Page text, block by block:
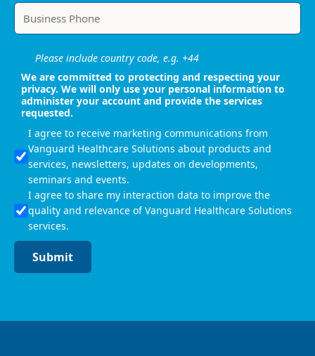
Please include country code, e.g. +44
We are committed to protecting and respecting your
privacy. We will only use your personal information to
administer your account and provide the services
requested.
I agree to receive marketing communications from
Vanguard Healthcare Solutions about products and
services, newsletters, updates on developments,
seminars and events.
I agree to share my interaction data to improve the
quality and relevance of Vanguard Healthcare Solutions
services.
Submit